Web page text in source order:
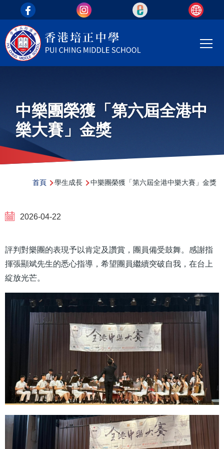
移至主內容
top_area
中樂團榮獲「第六屆全港中
樂大賽」金獎
連
首頁 學生成長 中樂團榮獲「第六屆全港中樂大賽」金獎
2026-04-22
評判對樂團的表現予以肯定及讚賞，團員備受鼓舞。感謝指
揮張顯斌先生的悉心指導，希望團員繼續突破自我，在台上
綻放光芒。